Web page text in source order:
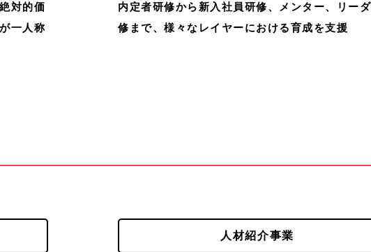
対的価
一人称
内定者研修から新入社員研修、メンター、リー
修まで、様々なレイヤーにおける育成を支援
人材紹介事業